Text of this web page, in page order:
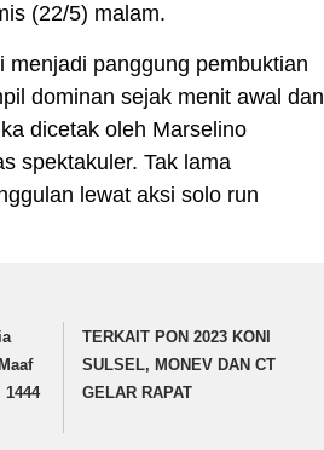
(22/5) malam.
panggung pembuktian
dominan sejak menit awal dan
dicetak oleh Marselino
spektakuler. Tak lama
lewat aksi solo run
1444
TERKAIT PON 2023 KONI
SULSEL, MONEV DAN CT
GELAR RAPAT